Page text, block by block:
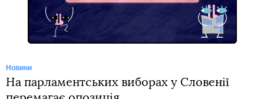
Новини
На парламентських виборах у Словенії